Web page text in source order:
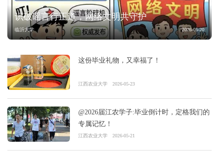
识破谣言行正道，网络文明共守护
临沂大学 2026-05-20
这份毕业礼物，又幸福了！
江西农业大学 2026-05-23
@2026届江农学子:毕业倒计时，定格我们的
专属记忆！
江西农业大学 2026-05-21